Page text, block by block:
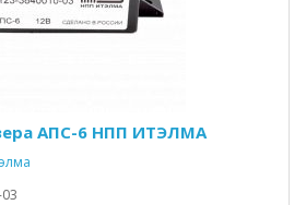
АПС-6 НПП ИТЭЛМА